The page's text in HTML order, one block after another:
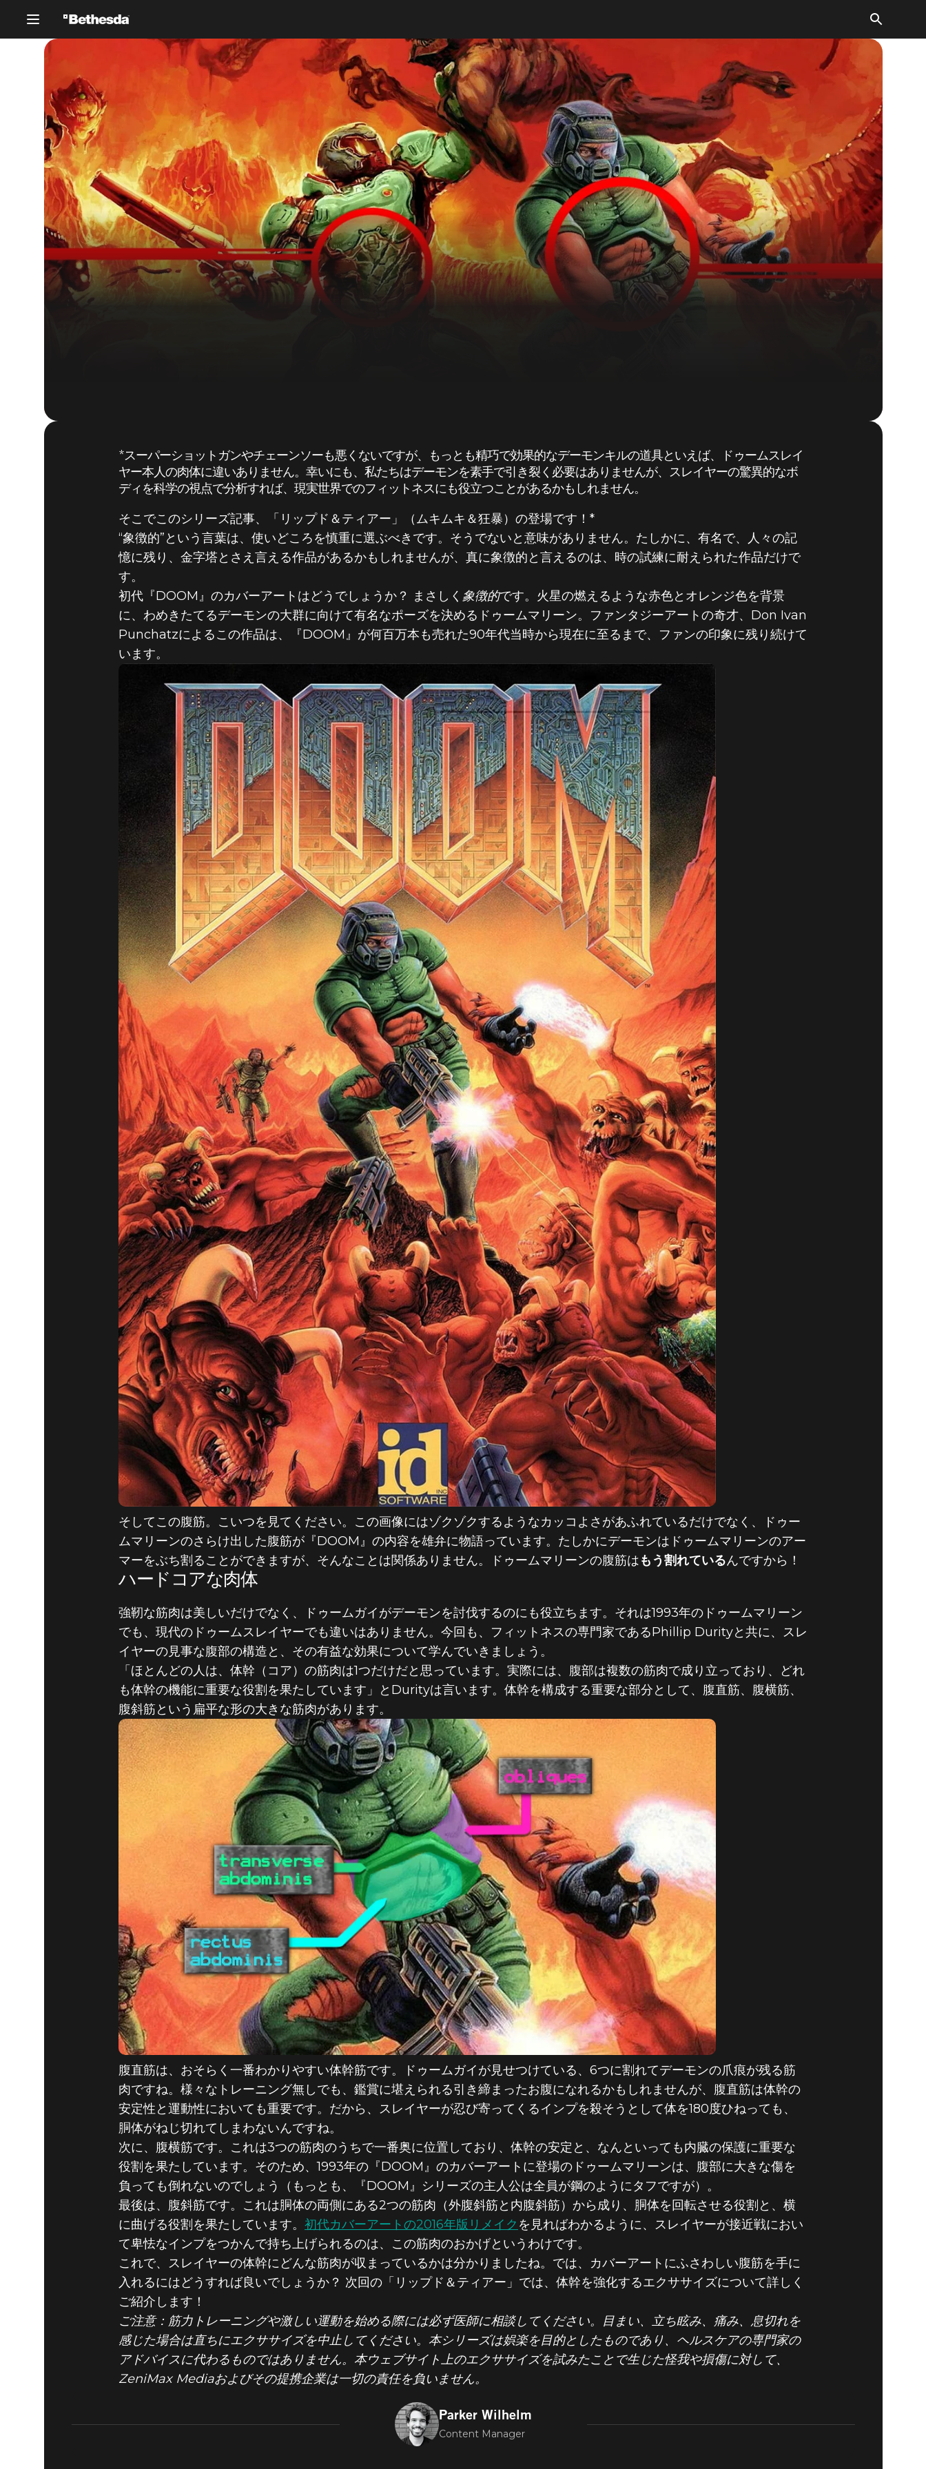
DOOM® Eternal
DOOM® Eternal 2019年5月25日
リップド＆ティアー #3A – DOOM
を象徴する腹筋
*スーパーショットガンやチェーンソーも悪くないですが、もっとも精巧で効果的なデーモンキルの道具といえば、ドゥームスレイ
ヤー本人の肉体に違いありません。幸いにも、私たちはデーモンを素手で引き裂く必要はありませんが、スレイヤーの驚異的なボ
ディを科学の視点で分析すれば、現実世界でのフィットネスにも役立つことがあるかもしれません。
そこでこのシリーズ記事、「リップド＆ティアー」（ムキムキ＆狂暴）の登場です！*
“象徴的”という言葉は、使いどころを慎重に選ぶべきです。そうでないと意味がありません。たしかに、有名で、人々の記
憶に残り、金字塔とさえ言える作品があるかもしれませんが、真に象徴的と言えるのは、時の試練に耐えられた作品だけで
す。
初代『DOOM』のカバーアートはどうでしょうか？ まさしく 象徴的です。火星の燃えるような赤色とオレンジ色を背景
に、わめきたてるデーモンの大群に向けて有名なポーズを決めるドゥームマリーン。ファンタジーアートの奇才、Don Ivan
Punchatzによるこの作品は、『DOOM』が何百万本も売れた90年代当時から現在に至るまで、ファンの印象に残り続けて
います。
そしてこの腹筋。こいつを見てください。この画像にはゾクゾクするようなカッコよさがあふれているだけでなく、ドゥー
ムマリーンのさらけ出した腹筋が『DOOM』の内容を雄弁に物語っています。たしかにデーモンはドゥームマリーンのアー
マーをぶち割ることができますが、そんなことは関係ありません。ドゥームマリーンの腹筋はもう割れているんですから！
ハードコアな肉体
強靭な筋肉は美しいだけでなく、ドゥームガイがデーモンを討伐するのにも役立ちます。それは1993年のドゥームマリーン
でも、現代のドゥームスレイヤーでも違いはありません。今回も、フィットネスの専門家であるPhillip Durityと共に、スレ
イヤーの見事な腹部の構造と、その有益な効果について学んでいきましょう。
「ほとんどの人は、体幹（コア）の筋肉は1つだけだと思っています。実際には、腹部は複数の筋肉で成り立っており、どれ
も体幹の機能に重要な役割を果たしています」とDurityは言います。体幹を構成する重要な部分として、腹直筋、腹横筋、
腹斜筋という扁平な形の大きな筋肉があります。
腹直筋は、おそらく一番わかりやすい体幹筋です。ドゥームガイが見せつけている、6つに割れてデーモンの爪痕が残る筋
肉ですね。様々なトレーニング無しでも、鑑賞に堪えられる引き締まったお腹になれるかもしれませんが、腹直筋は体幹の
安定性と運動性においても重要です。だから、スレイヤーが忍び寄ってくるインプを殺そうとして体を180度ひねっても、
胴体がねじ切れてしまわないんですね。
次に、腹横筋です。これは3つの筋肉のうちで一番奥に位置しており、体幹の安定と、なんといっても内臓の保護に重要な
役割を果たしています。そのため、1993年の『DOOM』のカバーアートに登場のドゥームマリーンは、腹部に大きな傷を
負っても倒れないのでしょう（もっとも、『DOOM』シリーズの主人公は全員が鋼のようにタフですが）。
最後は、腹斜筋です。これは胴体の両側にある2つの筋肉（外腹斜筋と内腹斜筋）から成り、胴体を回転させる役割と、横
に曲げる役割を果たしています。 初代カバーアートの2016年版リメイク を見ればわかるように、スレイヤーが接近戦におい
て卑怯なインプをつかんで持ち上げられるのは、この筋肉のおかげというわけです。
これで、スレイヤーの体幹にどんな筋肉が収まっているかは分かりましたね。では、カバーアートにふさわしい腹筋を手に
入れるにはどうすれば良いでしょうか？ 次回の「リップド＆ティアー」では、体幹を強化するエクササイズについて詳しく
ご紹介します！
ご注意：筋力トレーニングや激しい運動を始める際には必ず医師に相談してください。目まい、立ち眩み、痛み、息切れを
感じた場合は直ちにエクササイズを中止してください。本シリーズは娯楽を目的としたものであり、ヘルスケアの専門家の
アドバイスに代わるものではありません。本ウェブサイト上のエクササイズを試みたことで生じた怪我や損傷に対して、
ZeniMax Mediaおよびその提携企業は一切の責任を負いません。
Parker Wilhelm
Content Manager